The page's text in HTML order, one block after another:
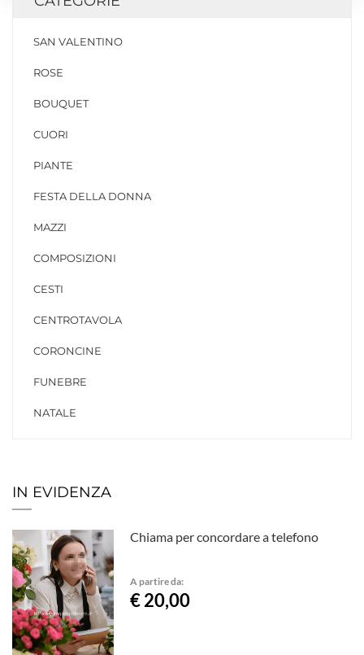
SAN VALENTINO
ROSE
BOUQUET
CUORI
PIANTE
FESTA DELLA DONNA
MAZZI
COMPOSIZIONI
CESTI
CENTROTAVOLA
CORONCINE
FUNEBRE
NATALE
IN EVIDENZA
Chiama per concordare a telefono
A partire da:
€ 20,00